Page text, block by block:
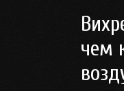
чем